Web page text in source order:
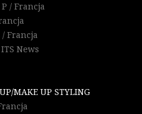
/ Francja
Francja
News
MAKE UP STYLING